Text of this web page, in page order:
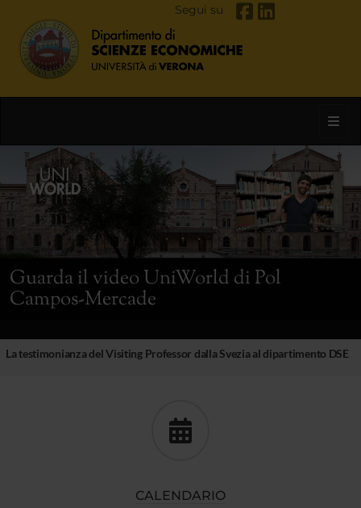
Segui su
Guarda il video UniWorld di Pol
Campos-Mercade
La testimonianza del Visiting Professor dalla Svezia al dipartimento DSE
CALENDARIO